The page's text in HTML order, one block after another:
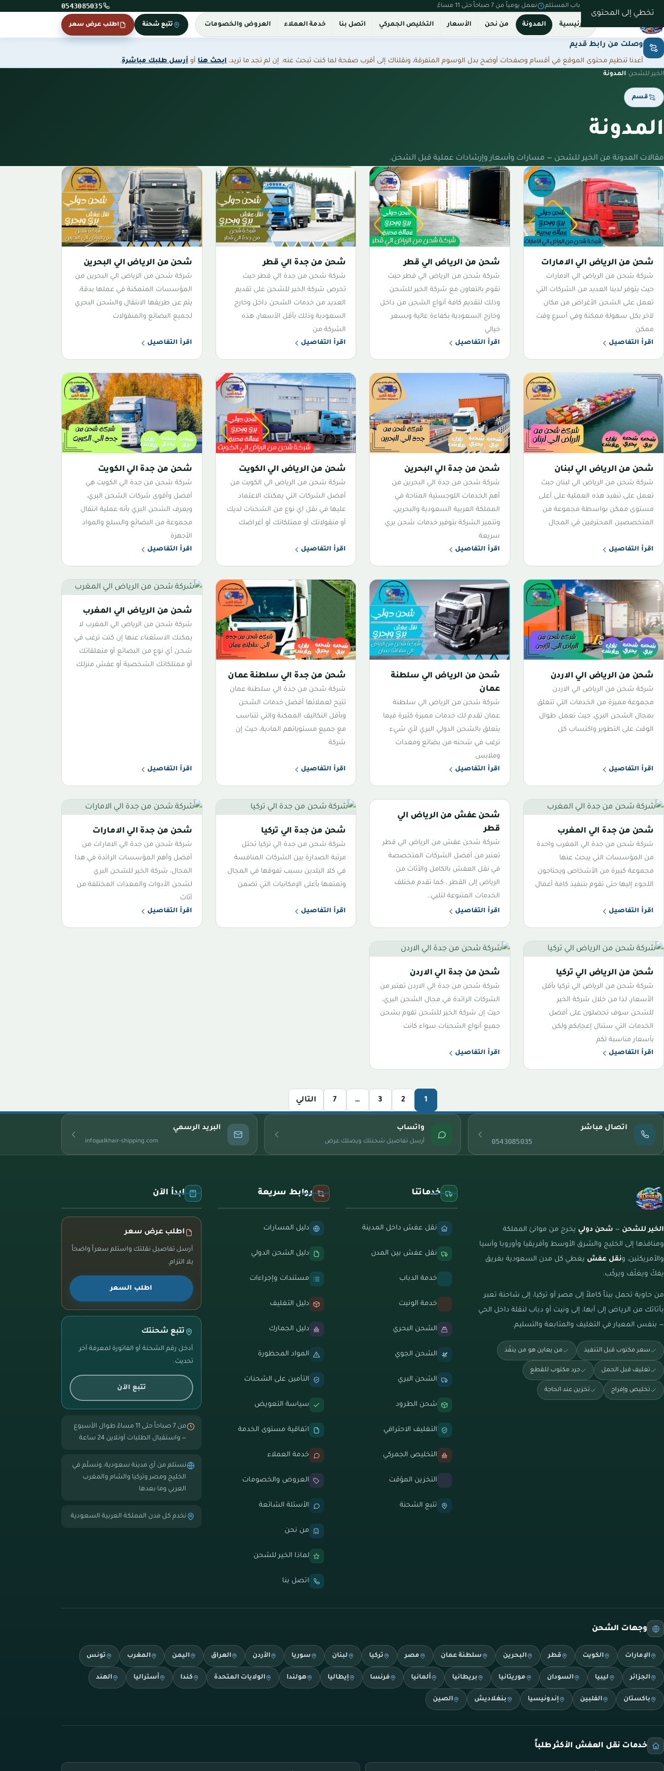
تخطي إلى المحتوى
نستلم من بيتك ونسلّم على باب المستلم نعمل يومياً من 7 صباحاً حتى 11 مساءً 0543085035
الرئيسية المدونة من نحن الأسعار التخليص الجمركي اتصل بنا خدمة العملاء العروض والخصومات تتبع شحنة اطلب عرض سعر
وصلت من رابط قديم
أعدنا تنظيم محتوى الموقع في أقسام وصفحات أوضح بدل الوسوم المتفرقة، ونقلناك إلى أقرب صفحة لما كنت تبحث عنه. إن لم تجد ما تريد، ابحث هنا أو أرسل طلبك مباشرة.
الخير للشحن/المدونة
قسم
المدونة
مقالات المدونة من الخير للشحن — مسارات وأسعار وإرشادات عملية قبل الشحن.
شحن من الرياض الي الامارات
شركة شحن من الرياض الي الامارات
حيث يتوفر لدينا العديد من الشركات التي
تعمل على الشحن الأغراض من مكان
لآخر بكل سهولة ممكنة وفي أسرع وقت
ممكن
اقرأ التفاصيل
شحن من الرياض الي قطر
شركة شحن من الرياض الي قطر حيث
تقوم بالتعاون مع شركة الخير للشحن
وذلك لتقديم كافة أنواع الشحن من داخل
وخارج السعودية بكفاءة عالية وبسعر
خيالي
اقرأ التفاصيل
شحن من جدة الي قطر
شركة شحن من جدة الي قطر حيث
تحرص شركة الخير للشحن على تقديم
العديد من خدمات الشحن داخل وخارج
السعودية وذلك بأقل الأسعار، هذه
الشركة من
اقرأ التفاصيل
شحن من الرياض الي البحرين
شركة شحن من الرياض الي البحرين من
المؤسسات المتمكنة في عملها بدقة،
يتم عن طريقها الانتقال والشحن البحري
لجميع البضائع والمنقولات
اقرأ التفاصيل
شحن من الرياض الي لبنان
شركة شحن من الرياض الي لبنان حيث
تعمل على تنفيذ هذه العملية على أعلى
مستوى ممكن بواسطة مجموعة من
المتخصصين المحترفين في المجال
اقرأ التفاصيل
شحن من جدة الي البحرين
شركة شحن من جدة الي البحرين من
أهم الخدمات اللوجستية المتاحة في
المملكة العربية السعودية والبحرين،
وتتميز الشركة بتوفير خدمات شحن بري
سريعة
اقرأ التفاصيل
شحن من الرياض الي الكويت
شركة شحن من الرياض الي الكويت من
أفضل الشركات التي يمكنك الاعتماد
عليها في نقل اي نوع من الشحنات لديك
أو منقولاتك أو ممتلكاتك أو أغراضك
اقرأ التفاصيل
شحن من جدة الي الكويت
شركة شحن من جدة الي الكويت هي
أفضل وأقوى شركات الشحن البري،
ويعرف الشحن البري بأنه عملية انتقال
مجموعة من البضائع والسلع والمواد
الأجهزة
اقرأ التفاصيل
شحن من الرياض الي الاردن
شركة شحن من الرياض الي الاردن
مجموعة مميزة من الخدمات التي تتعلق
بمجال الشحن البري، حيث تعمل طوال
الوقت على التطوير واكتساب كل
اقرأ التفاصيل
شحن من الرياض الي سلطنة
عمان
شركة شحن من الرياض الي سلطنة
عمان تقدم لك خدمات مميزة كثيرة فيما
يتعلق بالشحن الدولي البري لأي شيء
ترغب في شحنه من بضائع ومعدات
وملابس
اقرأ التفاصيل
شحن من جدة الي سلطنة عمان
شركة شحن من جدة الي سلطنة عمان
تتيح لعملائها أفضل خدمات الشحن
وبأقل التكاليف الممكنة والتي تتناسب
مع جميع مستوياتهم المادية، حيث إن
شركة
اقرأ التفاصيل
شحن من الرياض الي المغرب
شركة شحن من الرياض الي المغرب لا
يمكنك الاستغناء عنها إن كنت ترغب في
شحن أي نوع من البضائع أو متعلقاتك
أو ممتلكاتك الشخصية أو عفش منزلك
اقرأ التفاصيل
شحن من جدة الي المغرب
شركة شحن من جدة الي المغرب واحدة
من المؤسسات التي يبحث عنها
مجموعة كبيرة من الأشخاص ويحتاجون
اللجوء إليها حتى تقوم بتنفيذ كافة أعمال
اقرأ التفاصيل
شحن عفش من الرياض الي
قطر
شركة شحن عفش من الرياض الي قطر
تعتبر من أفضل الشركات المتخصصة
في نقل العفش بالكامل والأثاث من
الرياض إلى القطر ، كما تقدم مختلف
الخدمات المتنوعة لتلبي…
اقرأ التفاصيل
شحن من جدة الي تركيا
شركة شحن من جدة الي تركيا تحتل
مرتبة الصدارة بين الشركات المنافسة
في كلا البلدين بسبب تفوقها في المجال
وتمتعها بأعلى الإمكانيات التي تضمن
اقرأ التفاصيل
شحن من جدة الي الامارات
شركة شحن من جدة الي الامارات من
أفضل وأهم المؤسسات الرائدة في هذا
المجال، شركة الخير للشحن البري
لشحن الأدوات والمعدات المختلفة من
أثاث
اقرأ التفاصيل
شحن من الرياض الي تركيا
شركة شحن من الرياض الي تركيا بأقل
الأسعار، لذا من خلال شركة الخير
للشحن سوف تحصلون على أفضل
الخدمات التي ستنال إعجابكم ولكن
بأسعار مناسبة لكم
اقرأ التفاصيل
شحن من جدة الي الاردن
شركة شحن من جدة الي الاردن تعتبر من
الشركات الرائدة في مجال الشحن البري،
حيث إن شركة الخير للشحن تقوم بشحن
جميع أنواع الشحنات سواء كانت
اقرأ التفاصيل
1
2
3
…
7 التالي
اتصال مباشر
0543085035
واتساب
أرسل تفاصيل شحنتك ويصلك عرض
البريد الرسمي
info@alkhair-shipping.com
الخير للشحن — شحن دولي يخرج من موانئ المملكة
ومنافذها إلى الخليج والشرق الأوسط وأفريقيا وأوروبا وآسيا
والأمريكتين، ونقل عفش يغطي كل مدن السعودية بفريق
يفكّ ويغلّف ويركّب.
من حاوية تحمل بيتاً كاملاً إلى مصر أو تركيا، إلى شاحنة تعبر
بأثاثك من الرياض إلى أبها، إلى ونيت أو دباب لنقلة داخل الحي
— بنفس المعيار في التغليف والمتابعة والتسليم.
سعر مكتوب قبل التنفيذ من يعاين هو من ينفّذ
تغليف قبل الحمل جرد مكتوب للقطع
تخليص وإفراج تخزين عند الحاجة
خدماتنا
نقل عفش داخل المدينة
نقل عفش بين المدن
خدمة الدباب
خدمة الونيت
الشحن البحري
الشحن الجوي
الشحن البري
شحن الطرود
التغليف الاحترافي
التخليص الجمركي
التخزين المؤقت
تتبع الشحنة
روابط سريعة
دليل المسارات
دليل الشحن الدولي
مستندات وإجراءات
دليل التغليف
دليل الجمارك
المواد المحظورة
التأمين على الشحنات
سياسة التعويض
اتفاقية مستوى الخدمة
خدمة العملاء
العروض والخصومات
الأسئلة الشائعة
من نحن
لماذا الخير للشحن
اتصل بنا
ابدأ الآن
اطلب عرض سعر
أرسل تفاصيل نقلتك واستلم سعراً واضحاً
بلا التزام.
اطلب السعر
تتبع شحنتك
أدخل رقم الشحنة أو الفاتورة لمعرفة آخر
تحديث.
تتبع الآن
من 7 صباحاً حتى 11 مساءً طوال الأسبوع
— واستقبال الطلبات أونلاين 24 ساعة
نستلم من أي مدينة سعودية، ونسلّم في
الخليج ومصر وتركيا والشام والمغرب
العربي وما بعدها
نخدم كل مدن المملكة العربية السعودية
وجهات الشحن
الإمارات الكويت قطر البحرين سلطنة عمان مصر تركيا لبنان سوريا الأردن العراق اليمن المغرب تونس
الجزائر ليبيا السودان موريتانيا بريطانيا ألمانيا فرنسا إيطاليا هولندا الولايات المتحدة كندا أستراليا الهند
باكستان الفلبين إندونيسيا بنغلاديش الصين
خدمات نقل العفش الأكثر طلباً